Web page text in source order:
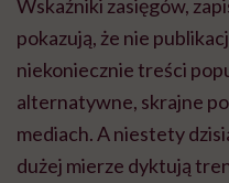
Wskaźniki zasięgów,
pokazują, że nie
niekoniecznie treści
alternatywne, skrajne
mediach. A niestety
dużej mierze dyktują